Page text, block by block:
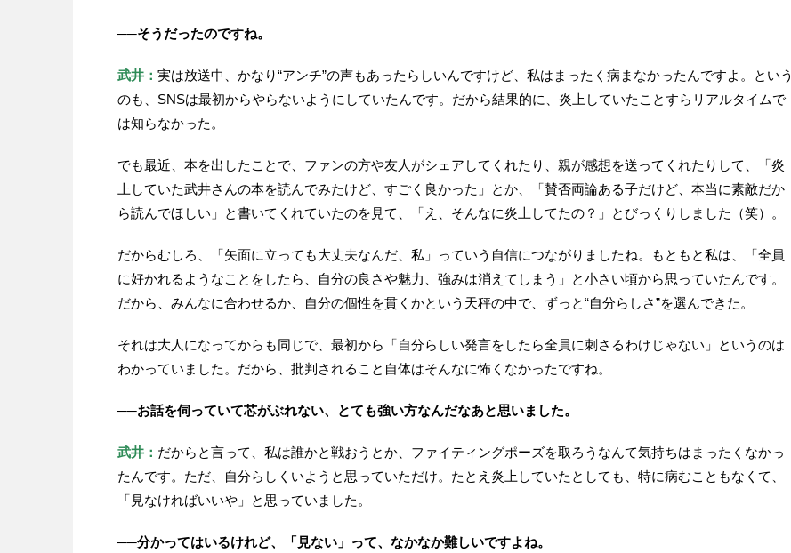
──そうだったのですね。
武井： 実は放送中、かなり“アンチ”の声もあったらしいんですけど、私はまったく病まなかったんですよ。という
のも、SNSは最初からやらないようにしていたんです。だから結果的に、炎上していたことすらリアルタイムで
は知らなかった。
でも最近、本を出したことで、ファンの方や友人がシェアしてくれたり、親が感想を送ってくれたりして、「炎
上していた武井さんの本を読んでみたけど、すごく良かった」とか、「賛否両論ある子だけど、本当に素敵だか
ら読んでほしい」と書いてくれていたのを見て、「え、そんなに炎上してたの？」とびっくりしました（笑）。
だからむしろ、「矢面に立っても大丈夫なんだ、私」っていう自信につながりましたね。もともと私は、「全員
に好かれるようなことをしたら、自分の良さや魅力、強みは消えてしまう」と小さい頃から思っていたんです。
だから、みんなに合わせるか、自分の個性を貫くかという天秤の中で、ずっと“自分らしさ”を選んできた。
それは大人になってからも同じで、最初から「自分らしい発言をしたら全員に刺さるわけじゃない」というのは
わかっていました。だから、批判されること自体はそんなに怖くなかったですね。
──お話を伺っていて芯がぶれない、とても強い方なんだなあと思いました。
武井： だからと言って、私は誰かと戦おうとか、ファイティングポーズを取ろうなんて気持ちはまったくなかっ
たんです。ただ、自分らしくいようと思っていただけ。たとえ炎上していたとしても、特に病むこともなくて、
「見なければいいや」と思っていました。
──分かってはいるけれど、「見ない」って、なかなか難しいですよね。